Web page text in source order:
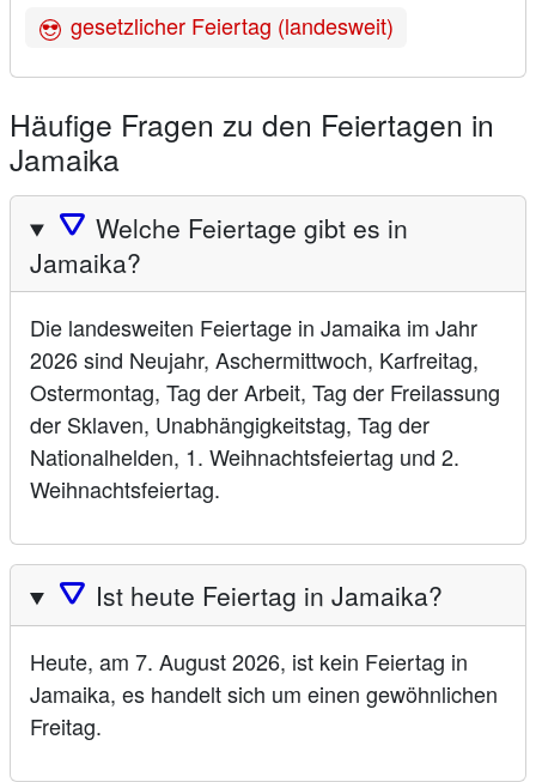
gesetzlicher Feiertag (landesweit)
Häufige Fragen zu den Feiertagen in
Jamaika
🛆 Welche Feiertage gibt es in
Jamaika?
Die landesweiten Feiertage in Jamaika im Jahr
2026 sind Neujahr, Aschermittwoch, Karfreitag,
Ostermontag, Tag der Arbeit, Tag der Freilassung
der Sklaven, Unabhängigkeitstag, Tag der
Nationalhelden, 1. Weihnachtsfeiertag und 2.
Weihnachtsfeiertag.
🛆 Ist heute Feiertag in Jamaika?
Heute, am 7. August 2026, ist kein Feiertag in
Jamaika, es handelt sich um einen gewöhnlichen
Freitag.